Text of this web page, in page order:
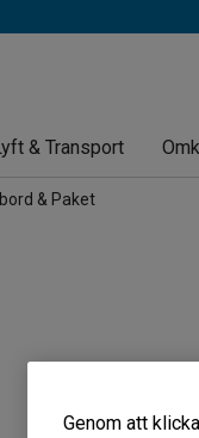
& Transport
& Paket
Genom att